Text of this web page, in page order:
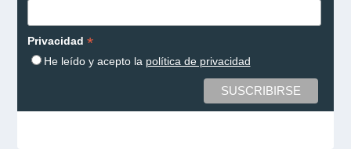
Privacidad *
He leído y acepto la política de privacidad